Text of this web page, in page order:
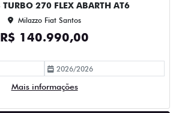
TURBO 270 FLEX ABARTH AT6
Milazzo Fiat Santos
R$ 140.990,00
2026/2026
Mais informações